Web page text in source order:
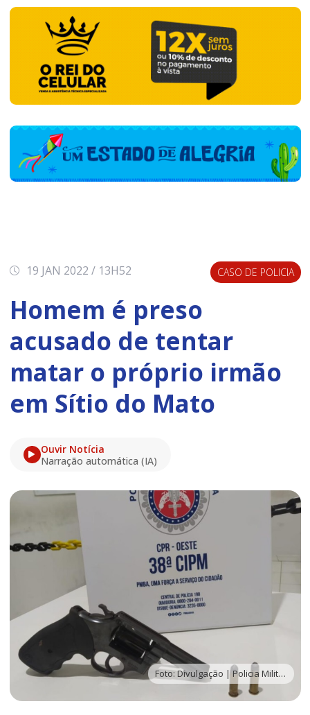
19 JAN 2022 / 13H52 CASO DE POLICIA
Homem é preso
acusado de tentar
matar o próprio irmão
em Sítio do Mato
Ouvir Notícia
Narração automática (IA)
Foto: Divulgação | Policia Militar